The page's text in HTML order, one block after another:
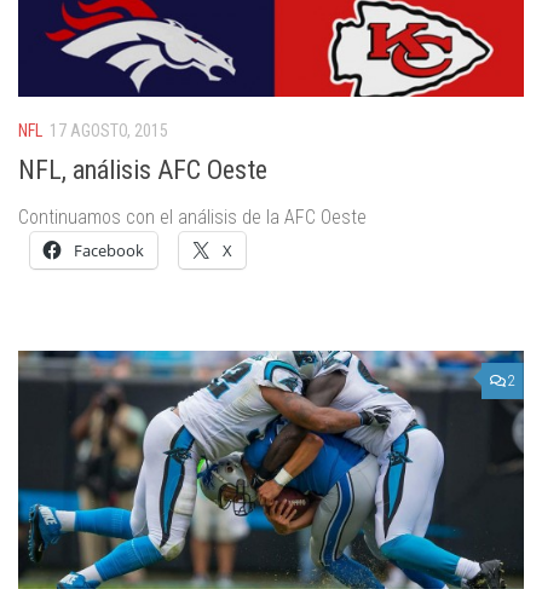
NFL 17 AGOSTO, 2015
NFL, análisis AFC Oeste
Continuamos con el análisis de la AFC Oeste
Facebook X
2